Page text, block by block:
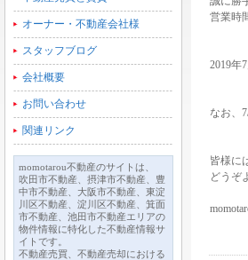
オーナー・不動産会社様
スタッフブログ
会社概要
お問い合わせ
関連リンク
momotarou不動産のサイトは、
吹田市不動産、摂津市不動産、豊
中市不動産、大阪市不動産、東淀
川区不動産、淀川区不動産、箕面
市不動産、池田市不動産エリアの
物件情報に特化した不動産情報サ
イトです。
不動産売買、不動産売却における
営業時
2019年
なお、
皆様に
どうぞ